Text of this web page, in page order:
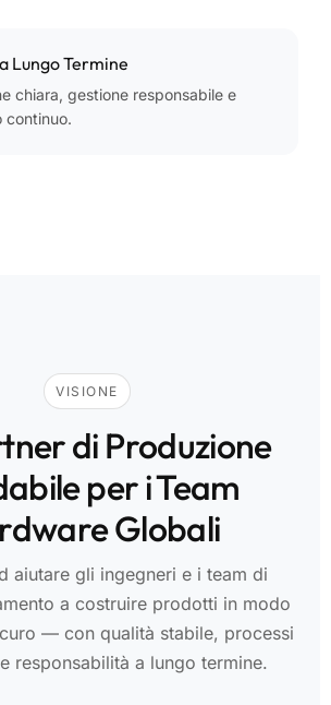
Lungo Termine
chiara, gestione responsabile e
continuo.
VISIONE
di Produzione
per i Team
Globali
aiutare gli ingegneri e i team di
a costruire prodotti in modo
— con qualità stabile, processi
responsabilità a lungo termine.